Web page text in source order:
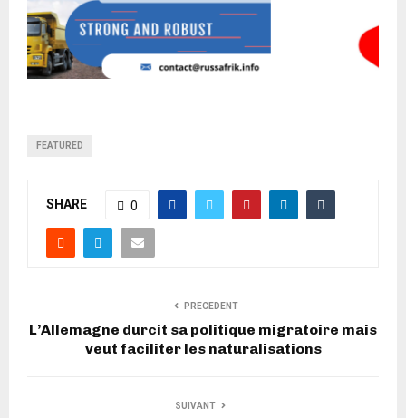
FEATURED
SHARE 0
PRECEDENT
L’Allemagne durcit sa politique migratoire mais
veut faciliter les naturalisations
SUIVANT